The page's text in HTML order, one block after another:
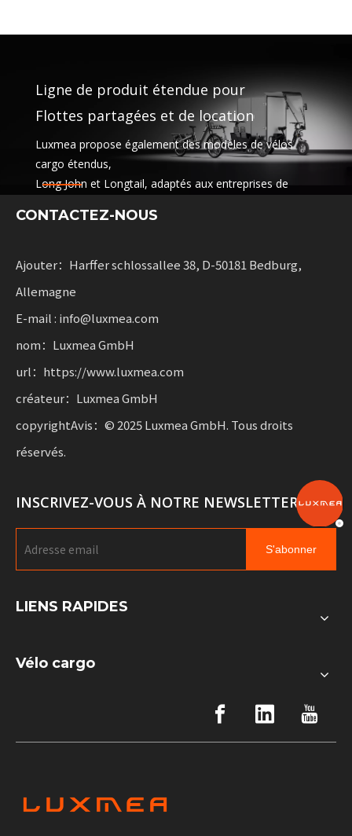
Ligne de produit étendue pour
Flottes partagées et de location
Luxmea propose également des modèles de vélos
cargo étendus,
Long John et Longtail, adaptés aux entreprises de
services de partage et flottes de location. Ces
avec flexibilité pour les entreprises qui font évoluer la
CONTACTEZ-NOUS
Ajouter：Harffer schlossallee 38, D-50181 Bedburg,
Allemagne
E-mail : info@luxmea.com
nom：Luxmea GmbH
url：https://www.luxmea.com
créateur：Luxmea GmbH
copyrightAvis：© 2025 Luxmea GmbH. Tous droits
réservés.
INSCRIVEZ-VOUS À NOTRE NEWSLETTER
S'abonner
LIENS RAPIDES
Vélo cargo